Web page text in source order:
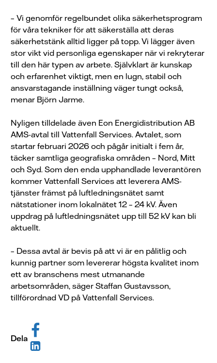
–Vi genomför regelbundet olika säkerhetsprogram
för våra tekniker för att säkerställa att deras
säkerhetstänk alltid ligger på topp. Vi lägger även
stor vikt vid personliga egenskaper när vi rekryterar
till den här typen av arbete. Självklart är kunskap
och erfarenhet viktigt, men en lugn, stabil och
ansvarstagande inställning väger tungt också,
menar Björn Jarme.
Nyligen tilldelade även Eon Energidistribution AB
AMS-avtal till Vattenfall Services. Avtalet, som
startar februari 2026 och pågår initialt i fem år,
täcker samtliga geografiska områden – Nord, Mitt
och Syd. Som den enda upphandlade leverantören
kommer Vattenfall Services att leverera AMS-
tjänster främst på luftledningsnätet samt
nätstationer inom lokalnätet 12 – 24 kV. Även
uppdrag på luftledningsnätet upp till 52 kV kan bli
aktuellt.
– Dessa avtal är bevis på att vi är en pålitlig och
kunnig partner som levererar högsta kvalitet inom
ett av branschens mest utmanande
arbetsområden, säger Staffan Gustavsson,
tillförordnad VD på Vattenfall Services.
Dela